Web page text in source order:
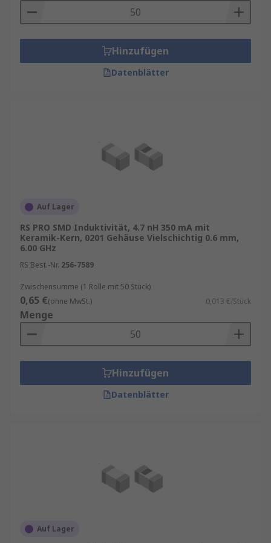
Hinzufügen
Datenblätter
Auf Lager
RS PRO SMD Induktivität, 4.7 nH 350 mA mit
Keramik-Kern, 0201 Gehäuse Vielschichtig 0.6 mm,
6.00 GHz
RS Best.-Nr. 256-7589
Zwischensumme (1 Rolle mit 50 Stück)
0,65 €(ohne MwSt.) 0,013 €/Stück
Menge
Hinzufügen
Datenblätter
Auf Lager